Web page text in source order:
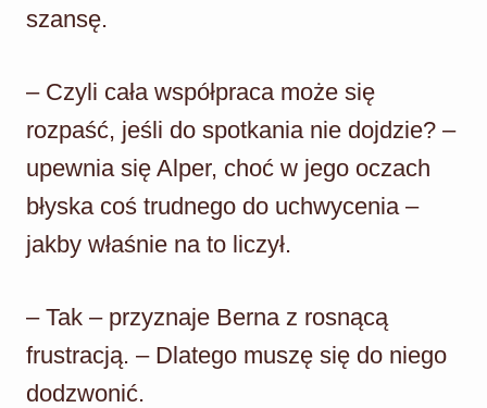
szansę.
– Czyli cała współpraca może się
rozpaść, jeśli do spotkania nie dojdzie? –
upewnia się Alper, choć w jego oczach
błyska coś trudnego do uchwycenia –
jakby właśnie na to liczył.
– Tak – przyznaje Berna z rosnącą
frustracją. – Dlatego muszę się do niego
dodzwonić.